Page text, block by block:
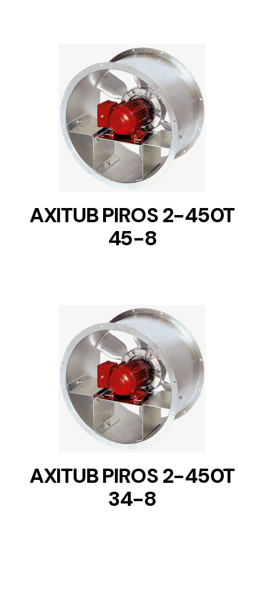
DETAILS
AXITUB PIROS 2-450T
45-8
DETAILS
AXITUB PIROS 2-450T
34-8